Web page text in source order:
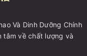
Và Dinh Dưỡng Chính
tâm về chất lượng và